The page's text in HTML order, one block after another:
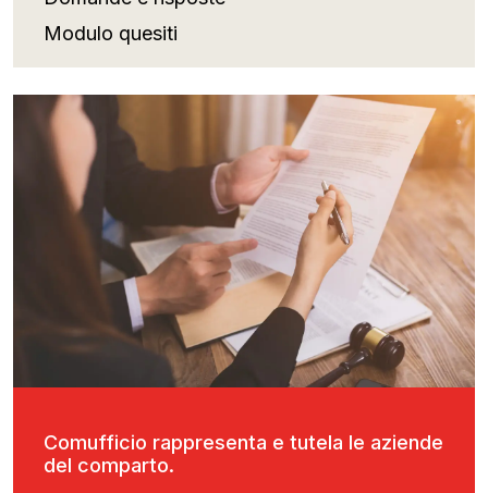
Modulo quesiti
Comufficio rappresenta e tutela le aziende
del comparto.